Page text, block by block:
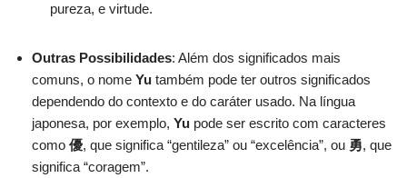
pureza, e virtude.
Outras Possibilidades: Além dos significados mais
comuns, o nome Yu também pode ter outros significados
dependendo do contexto e do caráter usado. Na língua
japonesa, por exemplo, Yu pode ser escrito com caracteres
como 優, que significa “gentileza” ou “excelência”, ou 勇, que
significa “coragem”.